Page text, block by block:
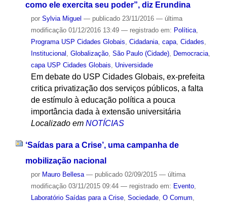
como ele exercita seu poder”, diz Erundina
por Sylvia Miguel — publicado23/11/2016 — última
modificação01/12/2016 13:49 — registrado em: Política,
Programa USP Cidades Globais, Cidadania, capa, Cidades,
Institucional , Globalização, São Paulo (Cidade), Democracia,
capa USP Cidades Globais, Universidade
Em debate do USP Cidades Globais, ex-prefeita
critica privatização dos serviços públicos, a falta
de estímulo à educação política a pouca
importância dada à extensão universitária
Localizado em NOTÍCIAS
‘Saídas para a Crise’, uma campanha de
mobilização nacional
por Mauro Bellesa — publicado02/09/2015 — última
modificação03/11/2015 09:44 — registrado em: Evento,
Laboratório Saídas para a Crise, Sociedade, O Comum